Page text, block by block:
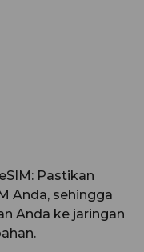
Pastikan
Anda, sehingga
Anda ke jaringan